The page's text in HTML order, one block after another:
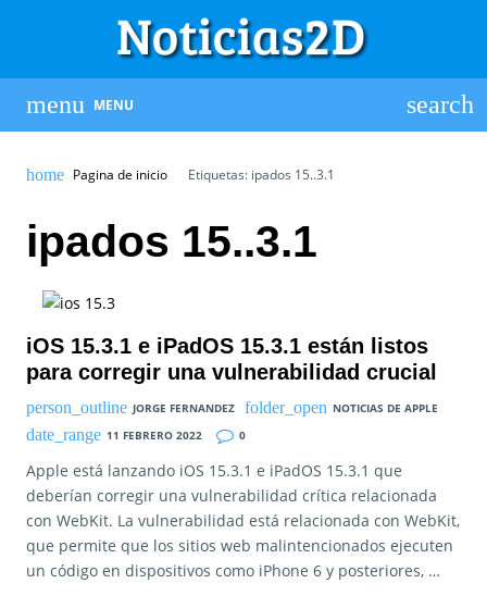
MENU
Pagina de inicio Etiquetas: ipados 15..3.1
ipados 15..3.1
iOS 15.3.1 e iPadOS 15.3.1 están listos
para corregir una vulnerabilidad crucial
JORGE FERNANDEZ
NOTICIAS DE APPLE
11 FEBRERO 2022
0
Apple está lanzando iOS 15.3.1 e iPadOS 15.3.1 que
deberían corregir una vulnerabilidad crítica relacionada
con WebKit. La vulnerabilidad está relacionada con WebKit,
que permite que los sitios web malintencionados ejecuten
un código en dispositivos como iPhone 6 y posteriores, …